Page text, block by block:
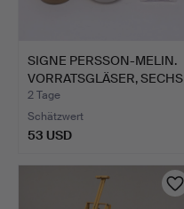
SIGNE PERSSON-MELIN.
VORRATSGLÄSER, SECHS
…
2 Tage
Schätzwert
53 USD